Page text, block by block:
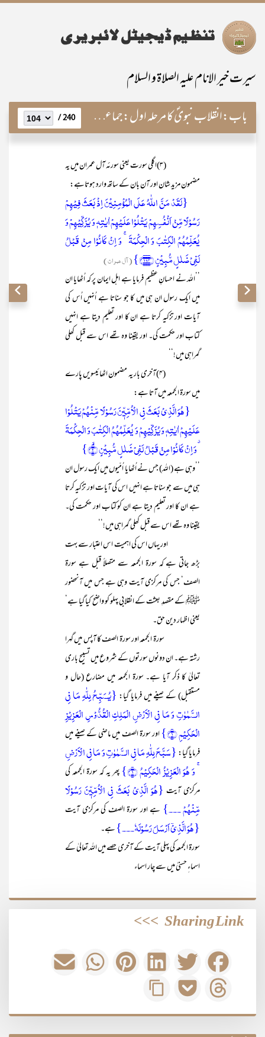
سیرت خیر الانام علیہ الصلاۃ و السلام
باب:انقلاب نبویؐ کا مرحلہ اول: جماعت سازی اور اُس کا نبویؐ طریق 240 /
(۳)اگلی سورت یعنی سورئہ آل عمران میں یہ
مضمون مزید شان اور آن بان کے ساتھ وارد ہوتاہے:
{لَقَدۡ مَنَّ اللّٰہُ عَلَی الۡمُؤۡمِنِیۡنَ اِذۡ بَعَثَ فِیۡہِمۡ
رَسُوۡلًا مِّنۡ اَنۡفُسِہِمۡ یَتۡلُوۡا عَلَیۡہِمۡ اٰیٰتِہٖ وَ یُزَکِّیۡہِمۡ وَ
یُعَلِّمُہُمُ الۡکِتٰبَ وَ الۡحِکۡمَۃَ ۚ وَ اِنۡ کَانُوۡا مِنۡ قَبۡلُ
لَفِیۡ ضَلٰلٍ مُّبِیۡنٍ ﴿۱۶۴﴾}
(آل عمران)
’’اللہ نے احسانِ عظیم فرمایا ہے اہل ایمان پر کہ اُٹھایا ان
میں ایک رسول ان ہی میں کا جو سناتا ہے اُنہیں اُس کی
آیات اور تزکیہ کرتا ہے ان کا اور تعلیم دیتا ہے انہیں
کتاب اور حکمت کی۔ اور یقینا وہ تھے اس سے قبل کھلی
گمراہی میں!‘‘
(۴)آخری بار یہ مضمون اٹھائیسویں پارے
میں سورۃ الجمعہ میں آتا ہے:
{ہُوَ الَّذِیۡ بَعَثَ فِی الۡاُمِّیّٖنَ رَسُوۡلًا مِّنۡہُمۡ یَتۡلُوۡا
عَلَیۡہِمۡ اٰیٰتِہٖ وَ یُزَکِّیۡہِمۡ وَ یُعَلِّمُہُمُ الۡکِتٰبَ وَ الۡحِکۡمَۃَ
٭ وَ اِنۡ کَانُوۡا مِنۡ قَبۡلُ لَفِیۡ ضَلٰلٍ مُّبِیۡنٍ ۙ﴿۲﴾}
’’وہی ہے (اللہ) جس نے اُٹھایا اُمّیوں میں ایک رسول ان
ہی میں سے جو سناتا ہے انہیں اس کی آیات اور تزکیہ کرتا
ہے ان کا اور تعلیم دیتا ہے ان کو کتاب اور حکمت کی۔
یقینا وہ تھے اس سے قبل کھلی گمراہی میں!‘‘
اور یہاں اس کی اہمیت اس اعتبار سے بہت
بڑھ جاتی ہے کہ سورۃ الجمعہ سے متصلاً قبل ہے سورۃ
الصف‘ جس کی مرکزی آیت وہی ہے جس میں آنحضور
ﷺ کے مقصدِ بعثت کے انقلابی پہلو کو واضح کیا گیا ہے‘
یعنی اظہار دین حق۔
سورۃ الجمعہ اور سورۃ الصف کا آپس میں گہرا
رشتہ ہے۔ ان دونوں سورتوں کے شروع میں تسبیح باری
تعالیٰ کا ذکر آیا ہے۔ سورۃ الجمعہ میں مضارع (حال و
مستقبل) کے صیغے میں فرمایا گیا: {یُسَبِّحُ لِلّٰہِ مَا فِی
السَّمٰوٰتِ وَ مَا فِی الۡاَرۡضِ الۡمَلِکِ الۡقُدُّوۡسِ الۡعَزِیۡزِ
الۡحَکِیۡمِ ﴿۱﴾}
اور سورۃ الصف میں ماضی کے صیغے میں
فرمایا گیا:{سَبَّحَ لِلّٰہِ مَا فِی السَّمٰوٰتِ وَ مَا فِی الۡاَرۡضِ
ۚ وَ ہُوَ الۡعَزِیۡزُ الۡحَکِیۡمُ ﴿۱﴾}
پھر یہ کہ سورۃ الجمعہ کی
مرکزی آیت {ہُوَ الَّذِیۡ بَعَثَ فِی الۡاُمِّیّٖنَ رَسُوۡلًا
مِّنۡہُمۡ ۔۔۔} ہے اور سورۃ الصف کی مرکزی آیت
{ہُوَ الَّذِیۡۤ اَرۡسَلَ رَسُوۡلَہٗ۔۔۔}ہے۔
سورۃ الجمعہ کی پہلی آیت کے آخری حصے میں اللہ تعالیٰ کے
اسماءِ حسنیٰ میں سے چار اسماء
Sharing Link
>>>